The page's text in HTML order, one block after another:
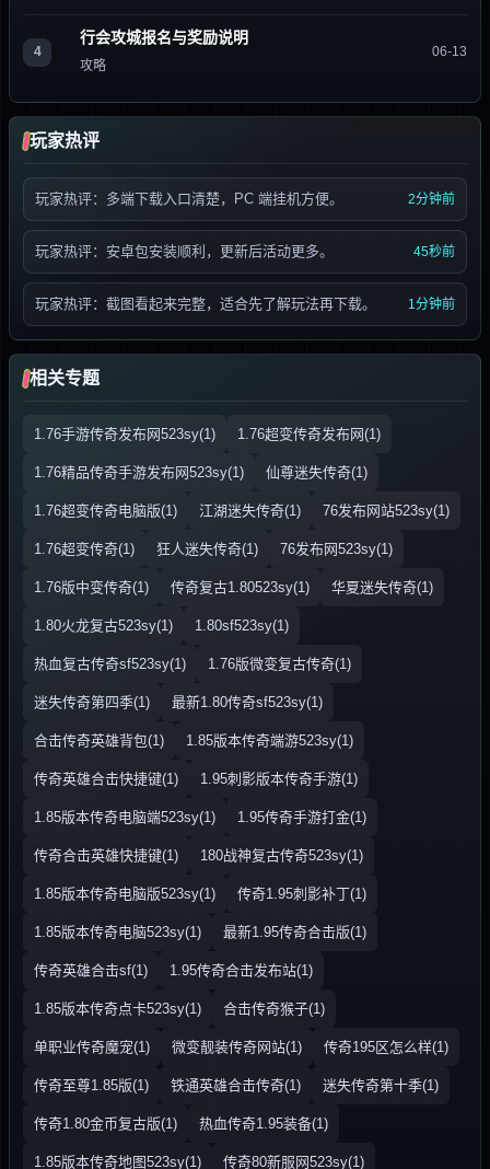
4
行会攻城报名与奖励说明
攻略
06-13
玩家热评
玩家热评：多端下载入口清楚，PC 端挂机方便。 2分钟前
玩家热评：安卓包安装顺利，更新后活动更多。 45秒前
玩家热评：截图看起来完整，适合先了解玩法再下载。 1分钟前
相关专题
1.76手游传奇发布网523sy(1) 1.76超变传奇发布网(1)
1.76精品传奇手游发布网523sy(1) 仙尊迷失传奇(1)
1.76超变传奇电脑版(1) 江湖迷失传奇(1) 76发布网站523sy(1)
1.76超变传奇(1) 狂人迷失传奇(1) 76发布网523sy(1)
1.76版中变传奇(1) 传奇复古1.80523sy(1) 华夏迷失传奇(1)
1.80火龙复古523sy(1) 1.80sf523sy(1)
热血复古传奇sf523sy(1) 1.76版微变复古传奇(1)
迷失传奇第四季(1) 最新1.80传奇sf523sy(1)
合击传奇英雄背包(1) 1.85版本传奇端游523sy(1)
传奇英雄合击快捷键(1) 1.95刺影版本传奇手游(1)
1.85版本传奇电脑端523sy(1) 1.95传奇手游打金(1)
传奇合击英雄快捷键(1) 180战神复古传奇523sy(1)
1.85版本传奇电脑版523sy(1) 传奇1.95刺影补丁(1)
1.85版本传奇电脑523sy(1) 最新1.95传奇合击版(1)
传奇英雄合击sf(1) 1.95传奇合击发布站(1)
1.85版本传奇点卡523sy(1) 合击传奇猴子(1)
单职业传奇魔宠(1) 微变靓装传奇网站(1) 传奇195区怎么样(1)
传奇至尊1.85版(1) 铁通英雄合击传奇(1) 迷失传奇第十季(1)
传奇1.80金币复古版(1) 热血传奇1.95装备(1)
1.85版本传奇地图523sy(1) 传奇80新服网523sy(1)